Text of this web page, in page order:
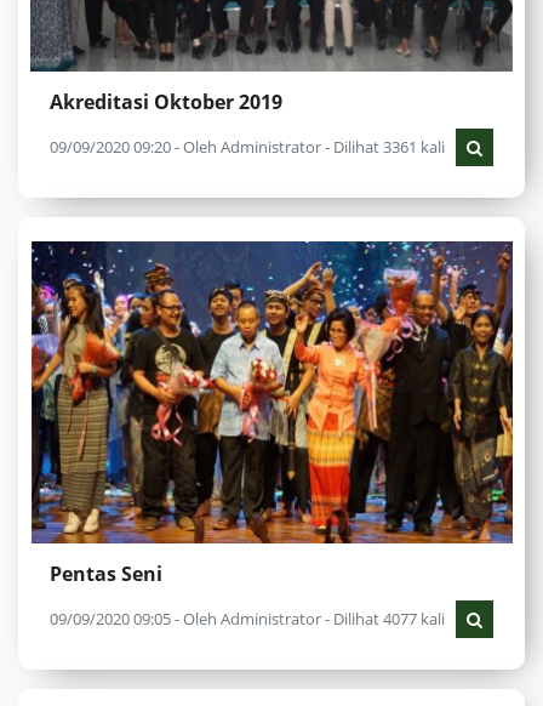
Akreditasi Oktober 2019
09/09/2020 09:20 - Oleh Administrator - Dilihat 3361 kali
Pentas Seni
09/09/2020 09:05 - Oleh Administrator - Dilihat 4077 kali